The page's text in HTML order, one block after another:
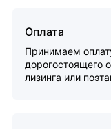
Оплата
Принимаем
дорогостоящего
лизинга или